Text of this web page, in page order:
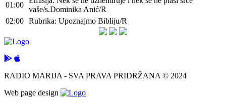
01:00
vaše/s.Dominika Anić/R
02:00 Rubrika: Upoznajmo Bibliju/R
RADIO MARIJA - SVA PRAVA PRIDRŽANA © 2024
Web page design